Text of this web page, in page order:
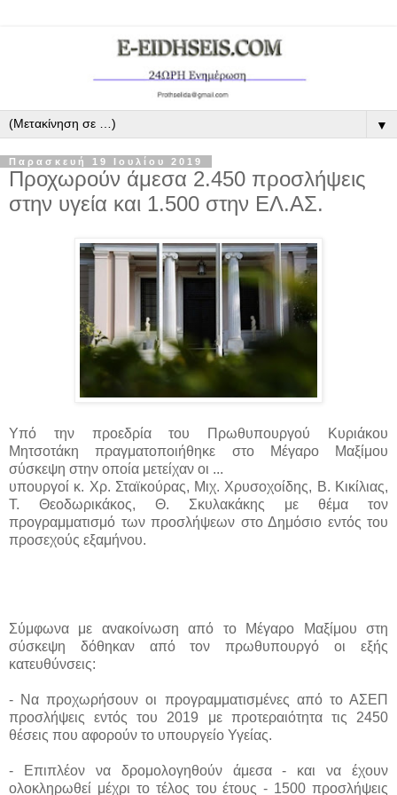
▼
Παρασκευή 19 Ιουλίου 2019
Προχωρούν άμεσα 2.450 προσλήψεις
στην υγεία και 1.500 στην ΕΛ.ΑΣ.
Υπό την προεδρία του Πρωθυπουργού Κυριάκου
Μητσοτάκη πραγματοποιήθηκε στο Μέγαρο Μαξίμου
σύσκεψη στην οποία μετείχαν οι ...
υπουργοί κ. Χρ. Σταϊκούρας, Μιχ. Χρυσοχοίδης, Β. Κικίλιας,
Τ. Θεοδωρικάκος, Θ. Σκυλακάκης με θέμα τον
προγραμματισμό των προσλήψεων στο Δημόσιο εντός του
προσεχούς εξαμήνου.
Σύμφωνα με ανακοίνωση από το Μέγαρο Μαξίμου στη
σύσκεψη δόθηκαν από τον πρωθυπουργό οι εξής
κατευθύνσεις:
- Να προχωρήσουν οι προγραμματισμένες από το ΑΣΕΠ
προσλήψεις εντός του 2019 με προτεραιότητα τις 2450
θέσεις που αφορούν το υπουργείο Υγείας.
- Επιπλέον να δρομολογηθούν άμεσα - και να έχουν
ολοκληρωθεί μέχρι το τέλος του έτους - 1500 προσλήψεις